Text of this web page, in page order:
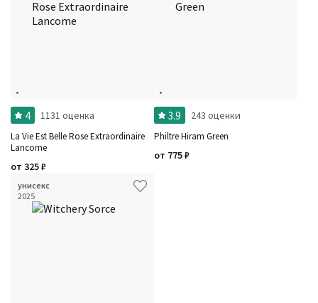
4 1131 оценка
La Vie Est Belle Rose Extraordinaire
Lancome
от 325₽
3.9 243 оценки
Philtre Hiram Green
от 775₽
унисекс
2025